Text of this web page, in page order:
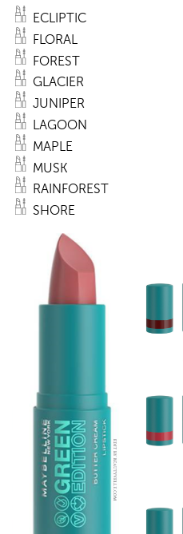
ECLIPTIC
FLORAL
FOREST
GLACIER
JUNIPER
LAGOON
MAPLE
MUSK
RAINFOREST
SHORE